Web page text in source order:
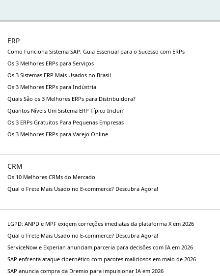
ERP
Como Funciona Sistema SAP: Guia Essencial para o Sucesso com ERPs
Os 3 Melhores ERPs para Serviços
Os 3 Sistemas ERP Mais Usados no Brasil
Os 3 Melhores ERPs para Indústria
Quais São os 3 Melhores ERPs para Distribuidora?
Quantos Níveis Um Sistema ERP Típico Inclui?
Os 3 ERPs Gratuitos Para Pequenas Empresas
Os 3 Melhores ERPs para Varejo Online
CRM
Os 10 Melhores CRMs do Mercado
Qual o Frete Mais Usado no E-commerce? Descubra Agora!
LGPD: ANPD e MPF exigem correções imediatas da plataforma X em 2026
Qual o Frete Mais Usado no E-commerce? Descubra Agora!
ServiceNow e Experian anunciam parceria para decisões com IA em 2026
SAP enfrenta ataque cibernético com pacotes maliciosos em maio de 2026
SAP anuncia compra da Dremio para impulsionar IA em 2026